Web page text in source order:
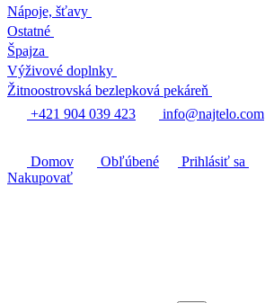
Nápoje, šťavy
Ostatné
Špajza
Výživové doplnky
Žitnoostrovská bezlepková pekáreň
+421 904 039 423
info@najtelo.com
Domov Obľúbené Prihlásiť sa
Nakupovať